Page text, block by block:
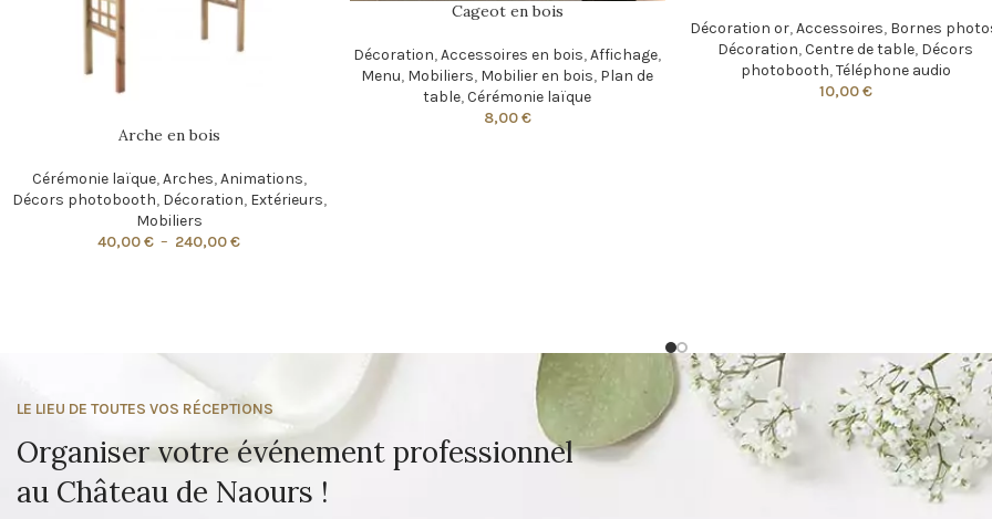
Arche en bois
Cérémonie laïque,Arches,Animations,
Décors photobooth, Décoration, Extérieurs,
Mobiliers
40,00€ – 240,00€
Cageot en bois
Décoration,Accessoires en bois,Affichage,
Menu, Mobiliers, Mobilier en bois, Plan de
table,Cérémonie laïque
8,00€
Décoration or,Accessoires, Bornes
Décoration,Centre de table, Décors
photobooth,Téléphone audio
10,00€
LE LIEU DE TOUTES VOS RÉCEPTIONS
Organiser votre événement professionnel
au Château de Naours !